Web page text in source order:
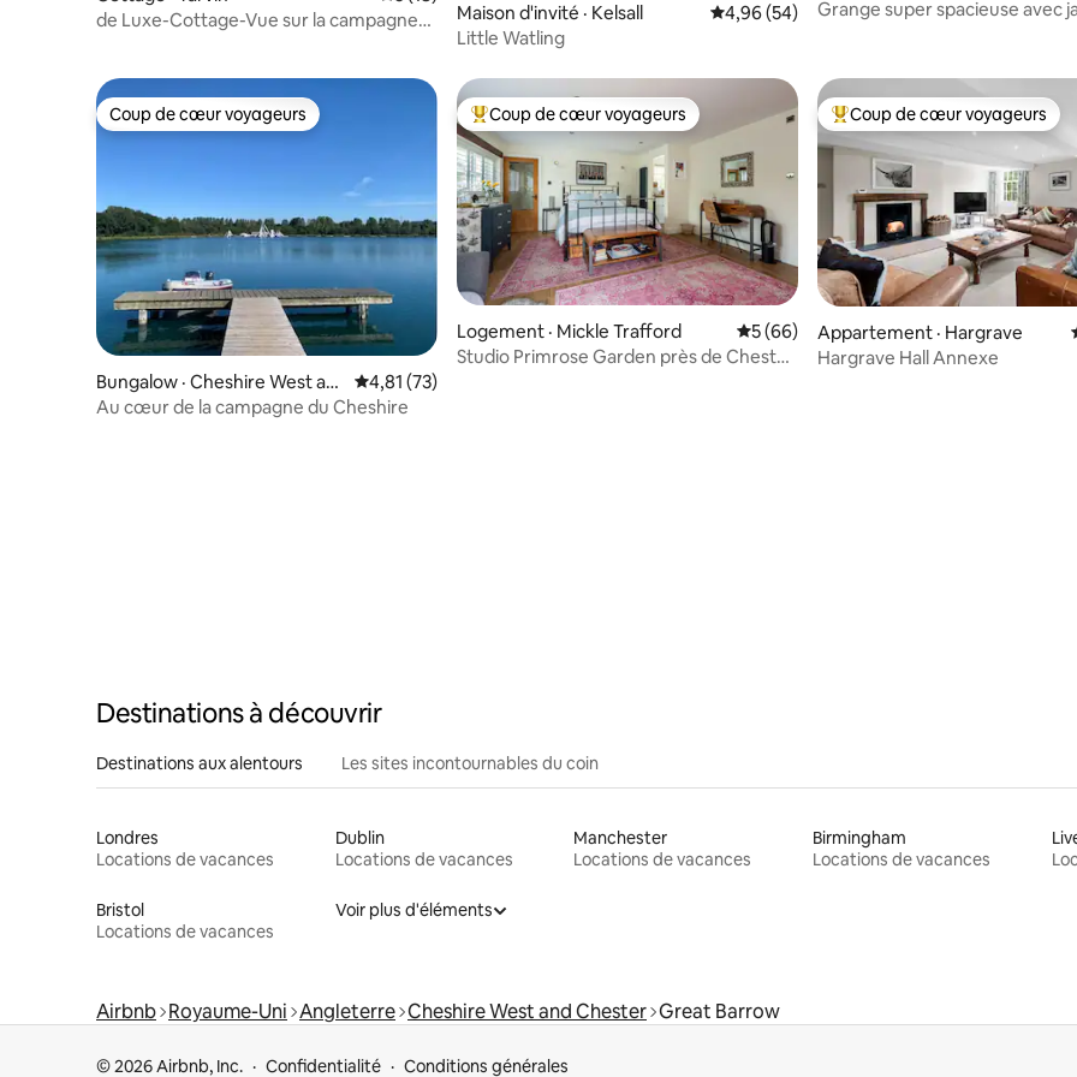
de Luxe-Cottage-Vue sur la campagne-
Maison d'invité · Kelsall Note moyenne de 4,96 sur 5, 54
4,96 (54)
Little Watling
Grange super spacieuse avec
Coup de cœur voyageurs
Coup de cœur voyageurs
Bungalow · Cheshire West an
d Chester
Note moyenne de 4,81 sur 5, 73 commentaires
4,81 (73)
Au cœur de la campagne du Cheshire
Coup de cœur voyageurs parmi les plus aimés
Coup de cœur voyageurs
Logement · Mickle Trafford Note moyenne de 5 sur 5, 66
5 (66)
Studio Primrose Garden près de Chester
Coup de cœur voyageurs
Coup de cœur voyageurs
Appartement · Hargrave
Hargrave Hall Annexe
Destinations à découvrir
Destinations aux alentours Les sites incontournables du coin
Londres
Locations de vacances
Dublin
Locations de vacances
Manchester
Locations de vacances
Birmingham
Locations de vacances
Bristol
Locations de vacances
Voir plus d'éléments
Airbnb Royaume-Uni Angleterre Cheshire West and Chester Great Barrow
© 2026 Airbnb, Inc. Confidentialité Conditions générales